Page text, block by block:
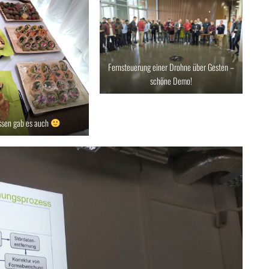
gab es auch
Fernsteuerung einer Drohne über Gesten –
schöne Demo!